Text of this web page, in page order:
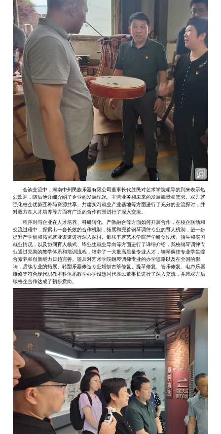
会谈交流中，河南中州民族乐器有限公司董事长代胜民对艺术学院领导的到来表示热
烈欢迎，随后他详细介绍了企业的发展现况、主营业务和未来的发展愿景和需求。双方就
强化校企优势互补与资源共享、共建实习就业产业基地等方面进行了充分的交流探讨，并
对双方在人才培养等方面有广泛的合作前景进行了深入交流。
程萍对与企业在人才培养、科研转化、产教融合等方面如何开展合作，在校企联动和
交流过程中，探索出一套长效的合作机制，拓展和完善钢琴调律专业的育人机制，进一步
提升产学研和拓宽就业渠道进行深入探讨。邹联丰就艺术学院产学研创现状、招生和实习
就业情况，以及协同育人模式、毕业生就业导向等方面进行了详细介绍，我校钢琴调律专
业通过完善的教学体系和培训流程，培养了一大批高质量专业人才，钢琴调律专业学生综
合素养和创新能力日趋完善。随后对艺术学院钢琴调律专业的办学思路以及在全国的影
响，后续专业的拓展、转型乐器修造专业增加古筝修复、提琴修复、管乐修复、电声乐器
维修等符合现代职教本科体系教学办学设想同代胜民董事长进行了深入交流，并就双方后
续校企合作达成了初步意向。